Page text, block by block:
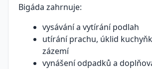
Bigáda zahrnuje:
vysávání a vytírání podlah
utírání prachu, úklid
zázemí
vynášení odpadků a